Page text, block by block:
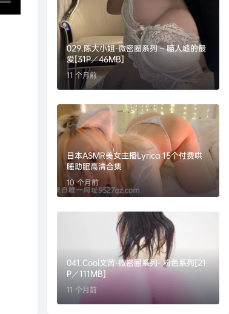
029.陈大小姐-微密圈系列 – 瞄人缝的最
爱[31P／46MB]
11 个月前
日本ASMR美女主播Lyrica 15个付费哄
睡助眠高清合集
10 个月前
041.Cool文茜-微密圈系列- 粉色系列[21
P／111MB]
11 个月前